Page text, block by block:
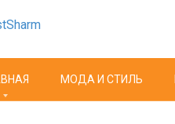
МОДА И СТИЛЬ